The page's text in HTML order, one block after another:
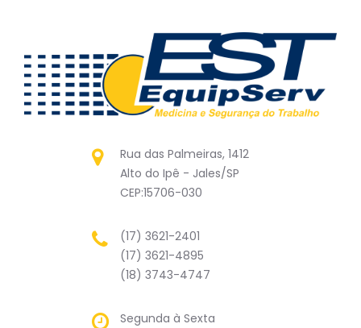
Rua das Palmeiras, 1412
Alto do Ipê - Jales/SP
CEP:15706-030
(17) 3621-2401
(17) 3621-4895
(18) 3743-4747
Segunda à Sexta